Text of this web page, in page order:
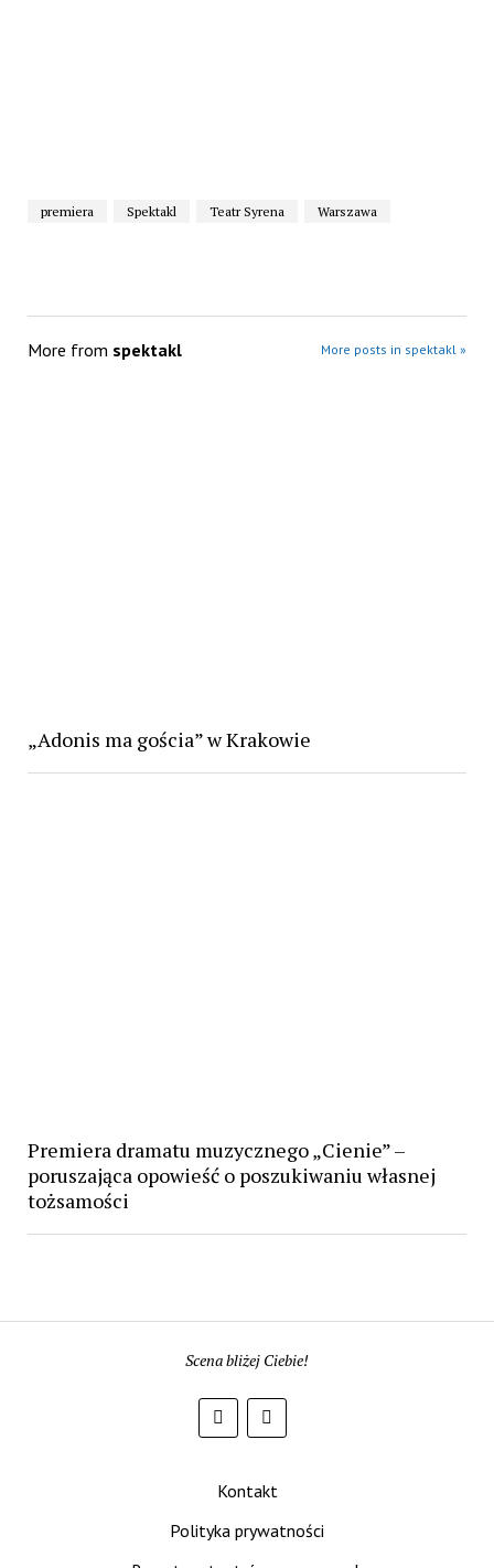
premiera Spektakl Teatr Syrena Warszawa
More from spektakl More posts in spektakl »
„Adonis ma gościa” w Krakowie
Premiera dramatu muzycznego „Cienie” –
poruszająca opowieść o poszukiwaniu własnej
tożsamości
Scena bliżej Ciebie!
Kontakt
Polityka prywatności